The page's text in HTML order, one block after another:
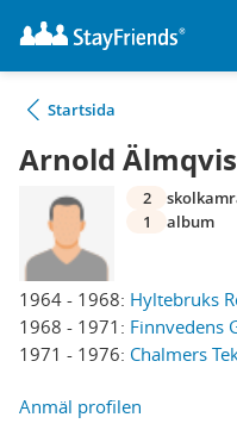
Startsida
Arnold
1964 - 1968: Hyltebruks
1968 - 1971: Finnvedens
1971 - 1976: Chalmers
2
1
album
Anmäl profilen